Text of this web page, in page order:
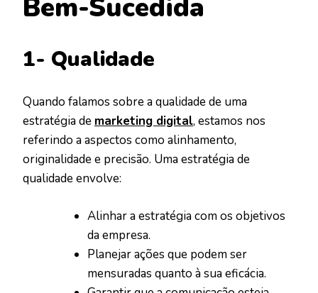
Bem-Sucedida
1- Qualidade
Quando falamos sobre a qualidade de uma
estratégia de marketing digital, estamos nos
referindo a aspectos como alinhamento,
originalidade e precisão. Uma estratégia de
qualidade envolve:
Alinhar a estratégia com os objetivos
da empresa.
Planejar ações que podem ser
mensuradas quanto à sua eficácia.